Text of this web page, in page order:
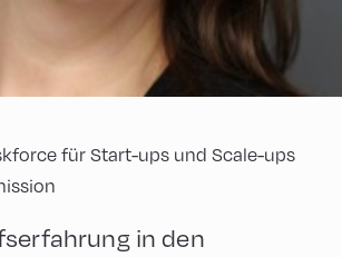
für Start-ups und Scale-ups
in den